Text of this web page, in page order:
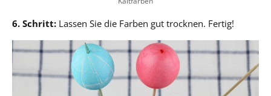
6. Schritt: Lassen Sie die Farben gut trocknen. Fertig!